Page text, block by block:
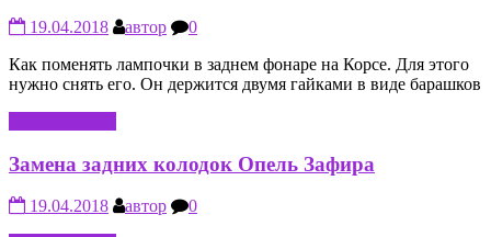
19.04.2018 автор
0
Как поменять лампочки в заднем фонаре на Корсе. Для этого
нужно снять его. Он держится двумя гайками в виде барашков
Замена задних колодок Опель Зафира
19.04.2018 автор
0